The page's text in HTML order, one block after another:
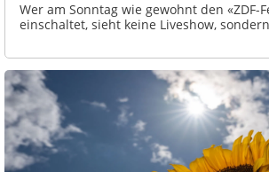
Wer am Sonntag wie gewohnt den «ZDF-
einschaltet, sieht keine Liveshow,